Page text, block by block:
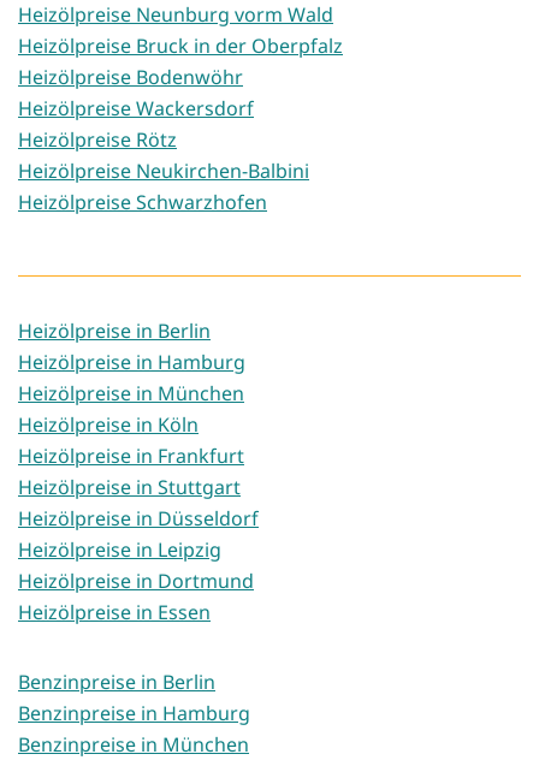
Heizölpreise Neunburg vorm Wald
Heizölpreise Bruck in der Oberpfalz
Heizölpreise Bodenwöhr
Heizölpreise Wackersdorf
Heizölpreise Rötz
Heizölpreise Neukirchen-Balbini
Heizölpreise Schwarzhofen
Heizölpreise in Berlin
Heizölpreise in Hamburg
Heizölpreise in München
Heizölpreise in Köln
Heizölpreise in Frankfurt
Heizölpreise in Stuttgart
Heizölpreise in Düsseldorf
Heizölpreise in Leipzig
Heizölpreise in Dortmund
Heizölpreise in Essen
Benzinpreise in Berlin
Benzinpreise in Hamburg
Benzinpreise in München